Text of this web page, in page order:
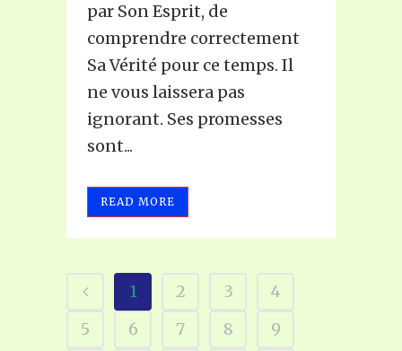
par Son Esprit, de
comprendre correctement
Sa Vérité pour ce temps. Il
ne vous laissera pas
ignorant. Ses promesses
sont...
READ MORE
1 2 3
4
5
6 7 8
9